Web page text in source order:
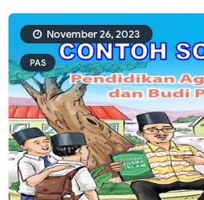
PAS
November 26, 2023